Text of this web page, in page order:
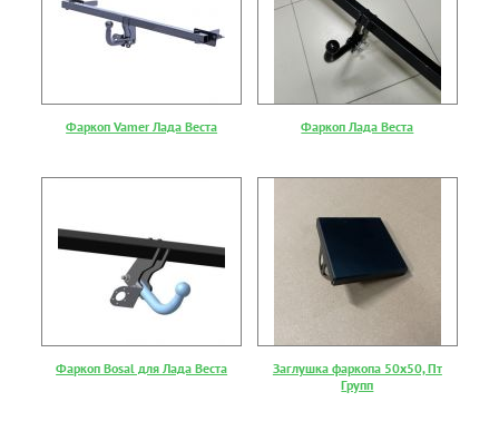
Фаркоп Vamer Лада Веста Фаркоп Лада Веста
Фаркоп Bosal для Лада Веста
Заглушка фаркопа 50х50, Пт
Групп